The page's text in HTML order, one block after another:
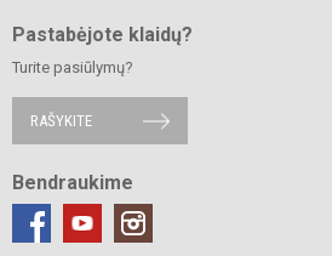
Pastabėjote klaidų?
Turite pasiūlymų?
RAŠYKITE
Bendraukime